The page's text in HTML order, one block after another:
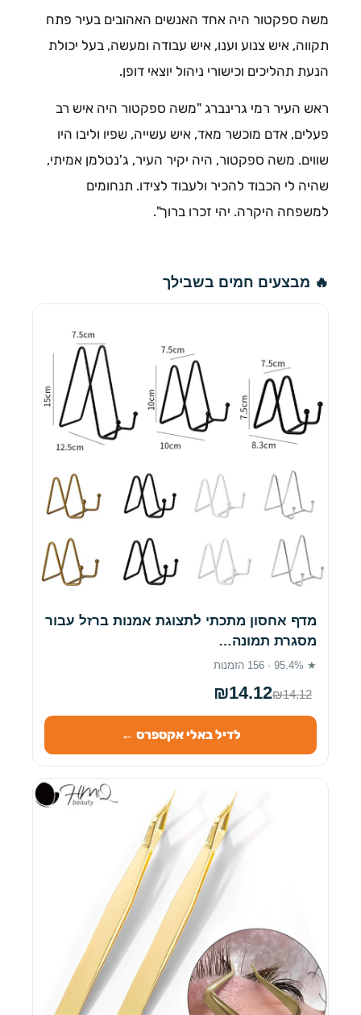
משה ספקטור היה אחד האנשים האהובים בעיר פתח
תקווה, איש צנוע וענו, איש עבודה ומעשה, בעל יכולת
הנעת תהליכים וכישורי ניהול יוצאי דופן.
ראש העיר רמי גרינברג "משה ספקטור היה איש רב
פעלים, אדם מוכשר מאד, איש עשייה, שפיו וליבו היו
שווים. משה ספקטור, היה יקיר העיר, ג'נטלמן אמיתי,
שהיה לי הכבוד להכיר ולעבוד לצידו. תנחומים
למשפחה היקרה. יהי זכרו ברוך".
🔥 מבצעים חמים בשבילך
מדף אחסון מתכתי לתצוגת אמנות ברזל עבור
מסגרת תמונה…
★ 95.4% · 156 הזמנות
₪14.12₪14.12
לדיל באלי אקספרס ←